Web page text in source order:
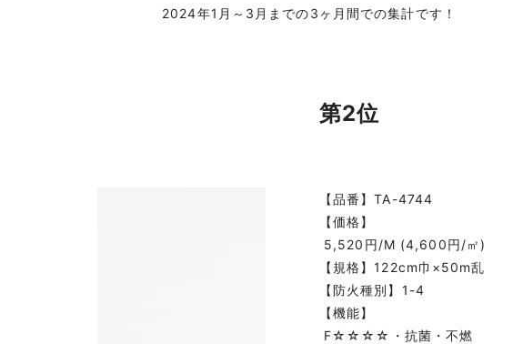
2024年1月～3月までの3ヶ月間での集計です！
第2位
【品番】TA-4744
【価格】
5,520円/M (4,600円/㎡)
【規格】122cm巾×50m乱
【防火種別】1-4
【機能】
F☆☆☆☆・抗菌・不燃